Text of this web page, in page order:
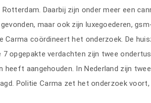
Rotterdam. Daarbij zijn onder meer een
maar ook zijn luxegoederen,
Carma coördineert het onderzoek. De
7 opgepakte verdachten zijn twee
heeft aangehouden. In Nederland zijn
Politie Carma zet het onderzoek voort,